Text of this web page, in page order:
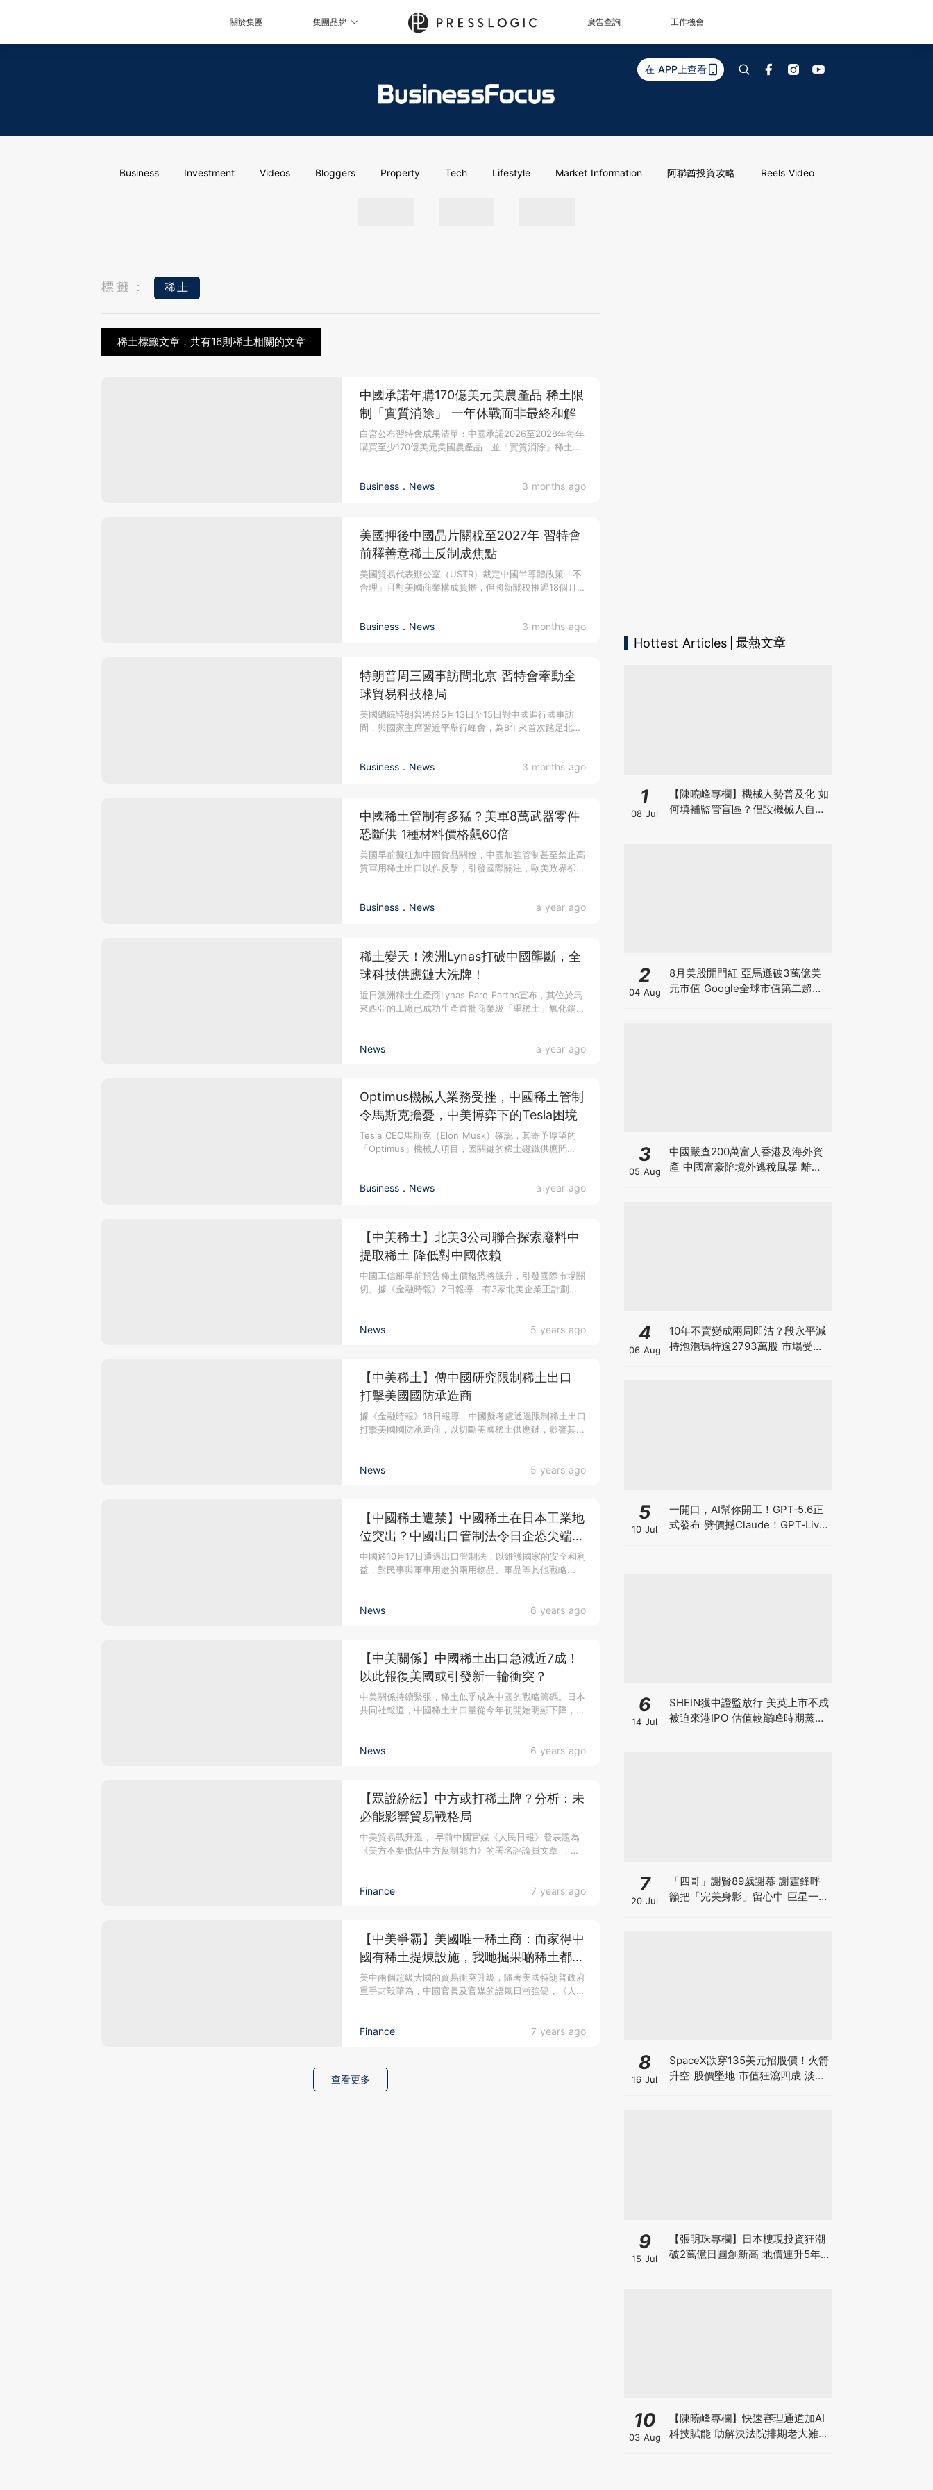
關於集團 集團品牌 廣告查詢 工作機會
在 APP上查看
Business Investment Videos Bloggers Property Tech Lifestyle Market Information 阿聯酋投資攻略 Reels Video
標籤： 稀土
稀土標籤文章，共有16則稀土相關的文章
Business．News 3 months ago
中國承諾年購170億美元美農產品 稀土限
制「實質消除」 一年休戰而非最終和解
白宮公布習特會成果清單：中國承諾2026至2028年每年
購買至少170億美元美國農產品，並「實質消除」稀土出
Business．News 3 months ago
美國押後中國晶片關稅至2027年 習特會
前釋善意稀土反制成焦點
美國貿易代表辦公室（USTR）裁定中國半導體政策「不
合理」且對美國商業構成負擔，但將新關稅推遲18個月至
Business．News 3 months ago
特朗普周三國事訪問北京 習特會牽動全
球貿易科技格局
美國總統特朗普將於5月13日至15日對中國進行國事訪
問，與國家主席習近平舉行峰會，為8年來首次踏足北
Business．News a year ago
中國稀土管制有多猛？美軍8萬武器零件
恐斷供 1種材料價格飆60倍
美國早前擬狂加中國貨品關稅，中國加強管制甚至禁止高
質軍用稀土出口以作反擊，引發國際關注，歐美政界卻炒
News a year ago
稀土變天！澳洲Lynas打破中國壟斷，全
球科技供應鏈大洗牌！
近日澳洲稀土生產商Lynas Rare Earths宣布，其位於馬
來西亞的工廠已成功生產首批商業級「重稀土」氧化鏑。
Business．News a year ago
Optimus機械人業務受挫，中國稀土管制
令馬斯克擔憂，中美博弈下的Tesla困境
Tesla CEO馬斯克（Elon Musk）確認，其寄予厚望的
「Optimus」機械人項目，因關鍵的稀土磁鐵供應問
News 5 years ago
【中美稀土】北美3公司聯合探索廢料中
提取稀土 降低對中國依賴
中國工信部早前預告稀土價格恐將飆升，引發國際市場關
切。據《金融時報》2日報導，有3家北美企業正計劃
News 5 years ago
【中美稀土】傳中國研究限制稀土出口
打擊美國國防承造商
據《金融時報》16日報導，中國擬考慮通過限制稀土出口
打擊美國國防承造商，以切斷美國稀土供應鏈，影響其...
News 6 years ago
【中國稀土遭禁】中國稀土在日本工業地
位突出？中國出口管制法令日企恐尖端科
技受挫！
中國於10月17日通過出口管制法，以維護國家的安全和利
益，對民事與軍事用途的兩用物品、軍品等其他戰略...
News 6 years ago
【中美關係】中國稀土出口急減近7成！
以此報復美國或引發新一輪衝突？
中美關係持續緊張，稀土似乎成為中國的戰略籌碼。日本
共同社報道，中國稀土出口量從今年初開始明顯下降，
Finance 7 years ago
【眾說紛紜】中方或打稀土牌？分析：未
必能影響貿易戰格局
中美貿易戰升溫， 早前中國官媒《人民日報》發表題為
《美方不要低估中方反制能力》的署名評論員文章 ，威
Finance 7 years ago
【中美爭霸】美國唯一稀土商：而家得中
國有稀土提煉設施，我哋掘果啲稀土都要
「送中」！
美中兩個超級大國的貿易衝突升級，隨著美國特朗普政府
重手封殺華為，中國官員及官媒的語氣日漸強硬，《人民
查看更多
Hottest Articles 最熱文章
1
08 Jul
【陳曉峰專欄】機械人勢普及化 如
何填補監管盲區？倡設機械人自願
2
04 Aug
8月美股開門紅 亞馬遜破3萬億美
元市值 Google全球市值第二超越
3
05 Aug
中國嚴查200萬富人香港及海外資
產 中國富豪陷境外逃稅風暴 離岸
4
06 Aug
10年不賣變成兩周即沽？段永平減
持泡泡瑪特逾2793萬股 市場受驚
5
10 Jul
一開口，AI幫你開工！GPT‑5.6正
式發布 劈價撼Claude！GPT‑Live
6
14 Jul
SHEIN獲中證監放行 美英上市不成
被迫來港IPO 估值較巔峰時期蒸發
7
20 Jul
「四哥」謝賢89歲謝幕 謝霆鋒呼
籲把「完美身影」留心中 巨星一生
8
16 Jul
SpaceX跌穿135美元招股價！火箭
升空 股價墜地 市值狂瀉四成 淡友
9
15 Jul
【張明珠專欄】日本樓現投資狂潮
破2萬億日圓創新高 地價連升5年
10
03 Aug
【陳曉峰專欄】快速審理通道加AI
科技賦能 助解決法院排期老大難問